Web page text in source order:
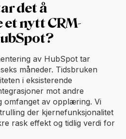
det å
nytt CRM-
av HubSpot tar
måneder. Tidsbruken
i eksisterende
mot andre
omfanget av opplæring. Vi
der kjernefunksjonalitet
rask effekt og tidlig verdi for